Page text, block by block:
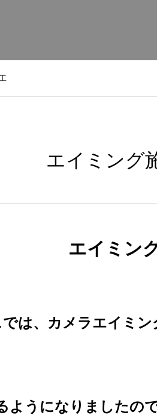
エイミング
エイミン
は、カメラエイミ
ようになりましたので